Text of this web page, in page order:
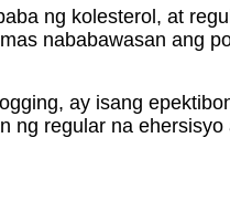
ng kolesterol, at
nababawasan ang
ay isang
ng regular na